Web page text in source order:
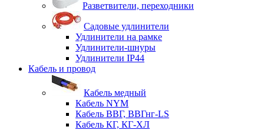
Разветвители, переходники
Садовые удлинители
Удлинители на рамке
Удлинители-шнуры
Удлинители IP44
Кабель и провод
Кабель медный
Кабель NYM
Кабель ВВГ, ВВГнг-LS
Кабель КГ, КГ-ХЛ